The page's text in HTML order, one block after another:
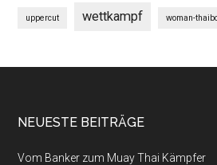
uppercut wettkampf woman-
NEUESTE BEITRÄGE
Vom Banker zum Muay Thai Kämpfer